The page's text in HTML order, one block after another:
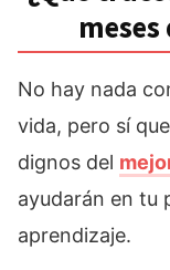
No hay nada
vida, pero sí que
dignos del
ayudarán en tu
aprendizaje.